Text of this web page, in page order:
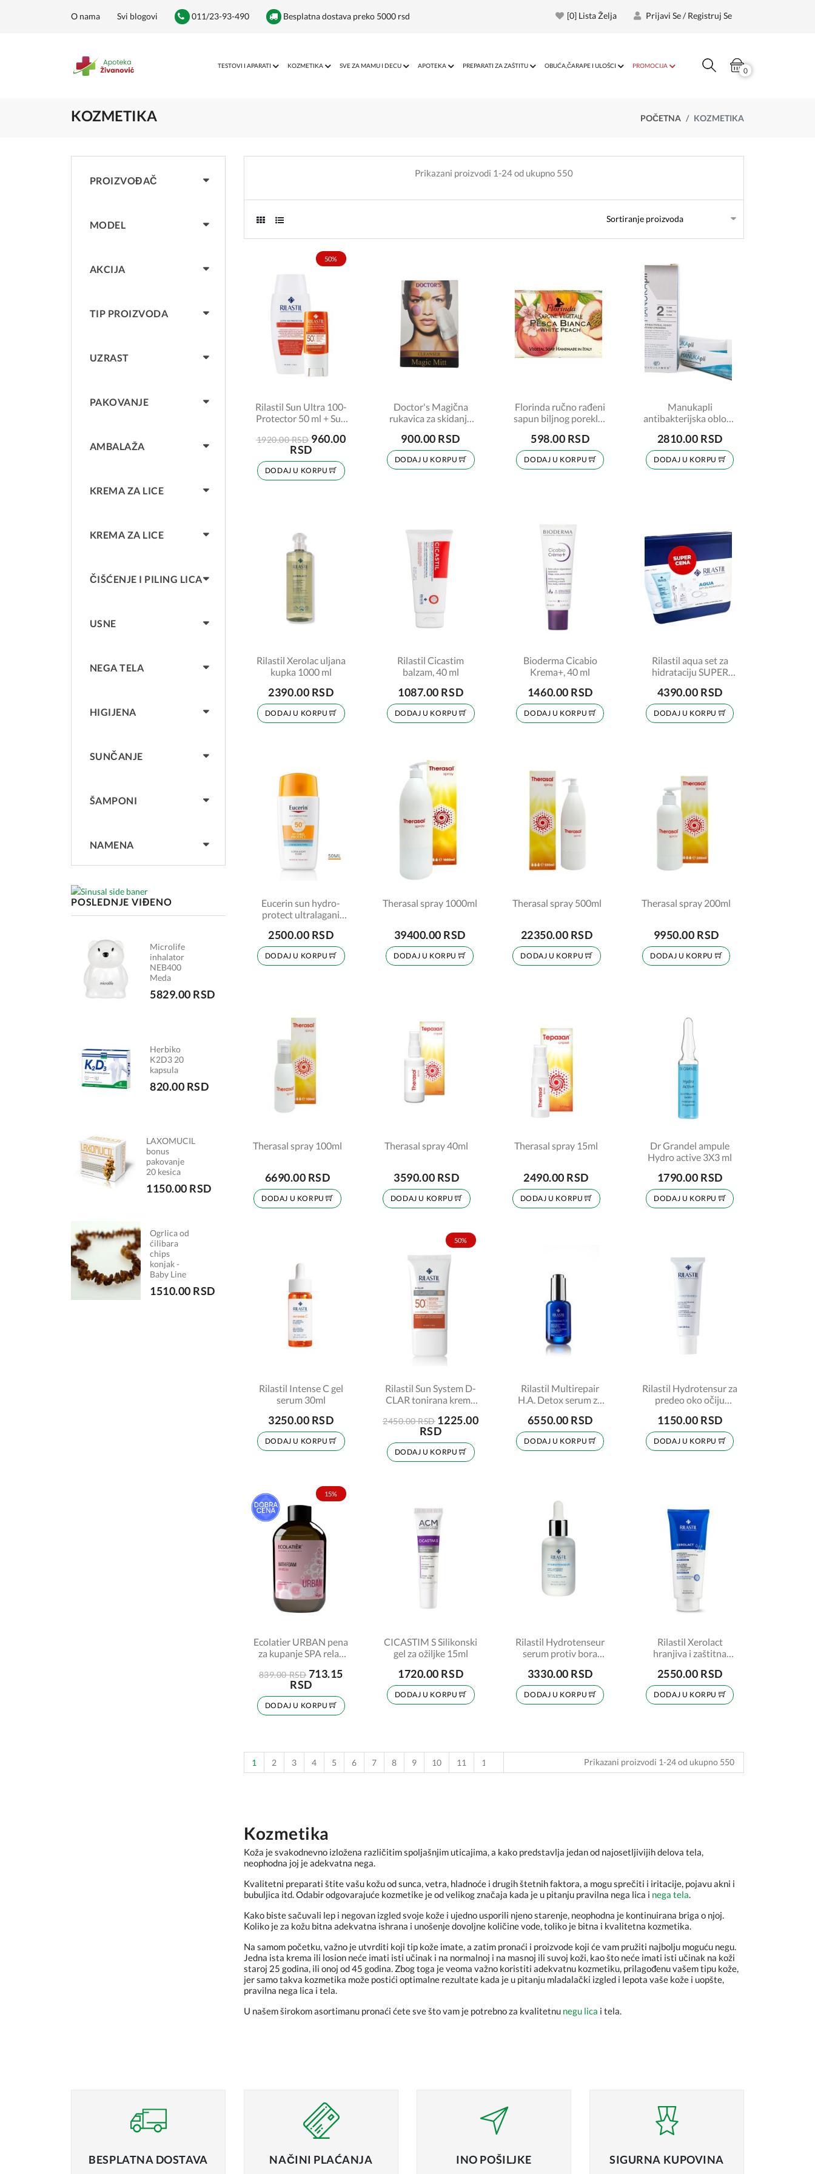
O nama Svi blogovi 011/23-93-490 Besplatna dostava preko 5000 rsd [0] Lista Želja Prijavi Se / Registruj Se
TESTOVI I APARATI KOZMETIKA SVE ZA MAMU I DECU APOTEKA PREPARATI ZA ZAŠTITU OBUĆA,ČARAPE I ULOŠCI PROMOCIJA
0
KOZMETIKA POČETNA KOZMETIKA
PROIZVOĐAČ
MODEL
AKCIJA
TIP PROIZVODA
UZRAST
PAKOVANJE
AMBALAŽA
KREMA ZA LICE
KREMA ZA LICE
ČIŠĆENJE I PILING LICA
USNE
NEGA TELA
HIGIJENA
SUNČANJE
ŠAMPONI
NAMENA
POSLEDNJE VIĐENO
Microlife
inhalator
NEB400
Meda
5829.00 RSD
Herbiko
K2D3 20
kapsula
820.00 RSD
LAXOMUCIL
bonus
pakovanje
20 kesica
1150.00 RSD
Ogrlica od
ćilibara
chips
konjak -
Baby Line
1510.00 RSD
Prikazani proizvodi 1-24 od ukupno 550
50%
Rilastil Sun Ultra 100-
Protector 50 ml + Sun
PROMO
1920.00 RSD 960.00
RSD
DODAJ U KORPU
Doctor's Magična
rukavica za skidanje
900.00 RSD
DODAJ U KORPU
Florinda ručno rađeni
sapun biljnog porekla-
598.00 RSD
DODAJ U KORPU
Manukapli
antibakterijska obloga
2x15 g
2810.00 RSD
DODAJ U KORPU
Rilastil Xerolac uljana
kupka 1000 ml
2390.00 RSD
DODAJ U KORPU
Rilastil Cicastim
balzam, 40 ml
1087.00 RSD
DODAJ U KORPU
Bioderma Cicabio
Krema+, 40 ml
1460.00 RSD
DODAJ U KORPU
Rilastil aqua set za
hidrataciju SUPER
4390.00 RSD
DODAJ U KORPU
Eucerin sun hydro-
protect ultralagani
50ml
2500.00 RSD
DODAJ U KORPU
Therasal spray 1000ml
39400.00 RSD
DODAJ U KORPU
Therasal spray 500ml
22350.00 RSD
DODAJ U KORPU
Therasal spray 200ml
9950.00 RSD
DODAJ U KORPU
Therasal spray 100ml
6690.00 RSD
DODAJ U KORPU
Therasal spray 40ml
3590.00 RSD
DODAJ U KORPU
Therasal spray 15ml
2490.00 RSD
DODAJ U KORPU
Dr Grandel ampule
Hydro active 3X3 ml
1790.00 RSD
DODAJ U KORPU
Rilastil Intense C gel
serum 30ml
3250.00 RSD
DODAJ U KORPU
50%
Rilastil Sun System D-
CLAR tonirana krema
2450.00 RSD 1225.00
RSD
DODAJ U KORPU
Rilastil Multirepair
H.A. Detox serum za
6550.00 RSD
DODAJ U KORPU
Rilastil Hydrotensur za
predeo oko očiju
1150.00 RSD
DODAJ U KORPU
15%
Ecolatier URBAN pena
za kupanje SPA relax
839.00 RSD 713.15
RSD
DODAJ U KORPU
CICASTIM S Silikonski
gel za ožiljke 15ml
1720.00 RSD
DODAJ U KORPU
Rilastil Hydrotenseur
serum protiv bora
3330.00 RSD
DODAJ U KORPU
Rilastil Xerolact
hranjiva i zaštitna
2550.00 RSD
DODAJ U KORPU
1 2 3 4 5 6 7 8 9 10 11 12 16 17 18 19 20 21 22
Prikazani proizvodi 1-24 od ukupno 550
Kozmetika
Koža je svakodnevno izložena različitim spoljašnjim uticajima, a kako predstavlja jedan od najosetljivijih delova tela,
neophodna joj je adekvatna nega.
Kvalitetni preparati štite vašu kožu od sunca, vetra, hladnoće i drugih štetnih faktora, a mogu sprečiti i iritacije, pojavu akni i
bubuljica itd. Odabir odgovarajuće kozmetike je od velikog značaja kada je u pitanju pravilna nega lica i nega tela.
Kako biste sačuvali lep i negovan izgled svoje kože i ujedno usporili njeno starenje, neophodna je kontinuirana briga o njoj.
Koliko je za kožu bitna adekvatna ishrana i unošenje dovoljne količine vode, toliko je bitna i kvalitetna kozmetika.
Na samom početku, važno je utvrditi koji tip kože imate, a zatim pronaći i proizvode koji će vam pružiti najbolju moguću negu.
Jedna ista krema ili losion neće imati isti učinak i na normalnoj i na masnoj ili suvoj koži, kao što neće imati isti učinak na koži
staroj 25 godina, ili onoj od 45 godina. Zbog toga je veoma važno koristiti adekvatnu kozmetiku, prilagođenu vašem tipu kože,
jer samo takva kozmetika može postići optimalne rezultate kada je u pitanju mladalački izgled i lepota vaše kože i uopšte,
pravilna nega lica i tela.
U našem širokom asortimanu pronaći ćete sve što vam je potrebno za kvalitetnu negu lica i tela.
BESPLATNA DOSTAVA NAČINI PLAĆANJA INO POŠILJKE SIGURNA KUPOVINA